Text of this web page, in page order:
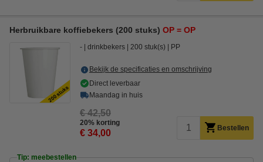
Herbruikbare koffiebekers (200 stuks) OP = OP
- drinkbekers 200 stuk(s) PP
Bekijk de specificaties en omschrijving
Direct leverbaar
Maandag in huis
€ 42,50
20% korting
€ 34,00 Bestellen
Tip: meebestellen